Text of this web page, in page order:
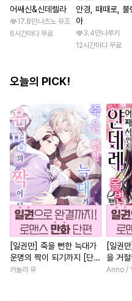
어쌔신&신데렐라
17.8만나츠노 유조
6시간마다 무료
안경, 때때로, 불
아
3.4만나루키
12시간마다 무료
오늘의 PICK!
[일권만] 죽을 뻔한 늑대가
운명의 짝이 되기까지 [단행
본]
카놀라 유
[일권
을 거
얀데레
Anno /